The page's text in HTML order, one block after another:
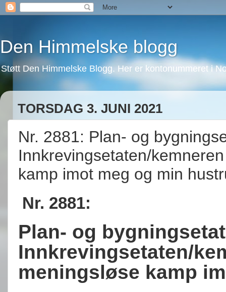
Den Himmelske blogg
Støtt Den Himmelske Blogg. Her er kontonummeret i
TORSDAG 3. JUNI 2021
Nr. 2881: Plan- og
Innkrevingsetaten/
kamp imot meg og min
Nr. 2881:
Plan- og
Innkrevingsetaten/
meningsløse kamp